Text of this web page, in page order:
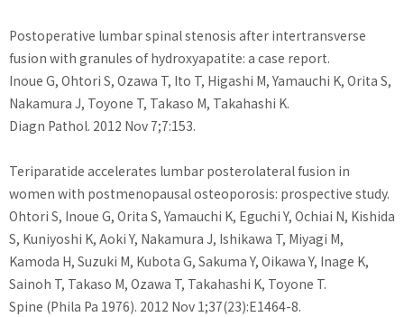
Postoperative lumbar spinal stenosis after intertransverse
fusion with granules of hydroxyapatite: a case report.
Inoue G, Ohtori S, Ozawa T, Ito T, Higashi M, Yamauchi K, Orita S,
Nakamura J, Toyone T, Takaso M, Takahashi K.
Diagn Pathol. 2012 Nov 7;7:153.
Teriparatide accelerates lumbar posterolateral fusion in
women with postmenopausal osteoporosis: prospective study.
Ohtori S, Inoue G, Orita S, Yamauchi K, Eguchi Y, Ochiai N, Kishida
S, Kuniyoshi K, Aoki Y, Nakamura J, Ishikawa T, Miyagi M,
Kamoda H, Suzuki M, Kubota G, Sakuma Y, Oikawa Y, Inage K,
Sainoh T, Takaso M, Ozawa T, Takahashi K, Toyone T.
Spine (Phila Pa 1976). 2012 Nov 1;37(23):E1464-8.